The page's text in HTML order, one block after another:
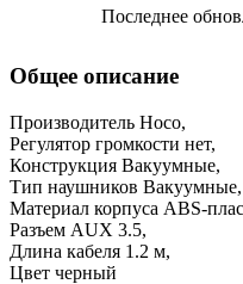
Последнее
Общее описание
Производитель Hoco,
Регулятор громкости нет,
Конструкция Вакуумные,
Тип наушников Вакуумные,
Материал корпуса ABS-
Разъем AUX 3.5,
Длина кабеля 1.2 м,
Цвет черный